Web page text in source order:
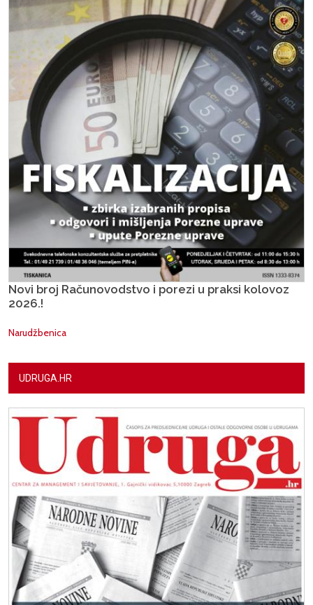
Novi broj Računovodstvo i porezi u praksi kolovoz
2026.!
Narudžbenica
UDRUGA.HR